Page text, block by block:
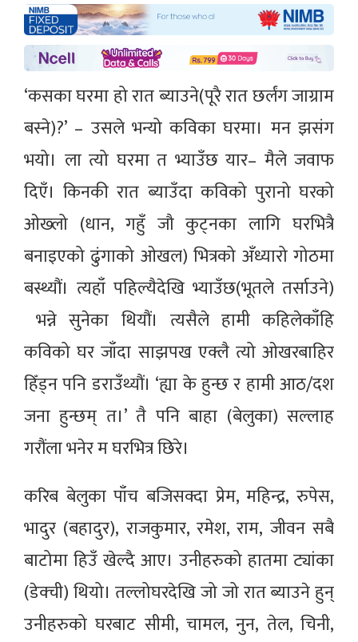
‘कसका घरमा हो रात ब्याउने(पूरै रात छर्लंग जाग्राम
बस्ने)?’ – उसले भन्यो कविका घरमा। मन झसंग
भयो। ला त्यो घरमा त भ्याउँछ यार– मैले जवाफ
दिएँ। किनकी रात ब्याउँदा कविको पुरानो घरको
ओख्लो (धान, गहुँ जौ कुट्नका लागि घरभित्रै
बनाइएको ढुंगाको ओखल) भित्रको अँध्यारो गोठमा
बस्थ्यौं। त्यहाँ पहिल्यैदेखि भ्याउँछ(भूतले तर्साउने)
भन्ने सुनेका थियौं। त्यसैले हामी कहिलेकाँहि
कविको घर जाँदा साझपख एक्लै त्यो ओखरबाहिर
हिँड्न पनि डराउँथ्यौं। ‘ह्या के हुन्छ र हामी आठ/दश
जना हुन्छम् त।’ तै पनि बाहा (बेलुका) सल्लाह
गरौंला भनेर म घरभित्र छिरे।
करिब बेलुका पाँच बजिसक्दा प्रेम, महिन्द्र, रुपेस,
भादुर (बहादुर), राजकुमार, रमेश, राम, जीवन सबै
बाटोमा हिउँ खेल्दै आए। उनीहरुको हातमा ट्यांका
(डेक्ची) थियो। तल्लोघरदेखि जो जो रात ब्याउने हुन्
उनीहरुको घरबाट सीमी, चामल, नुन, तेल, चिनी,